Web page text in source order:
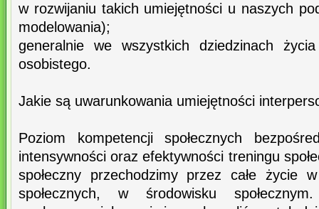
w rozwijaniu takich umiejętności u naszych
modelowania);
generalnie we wszystkich dziedzinach
osobistego.
Jakie są uwarunkowania umiejętności
Poziom kompetencji społecznych
intensywności oraz efektywności treningu
społeczny przechodzimy przez całe życie
społecznych, w środowisku